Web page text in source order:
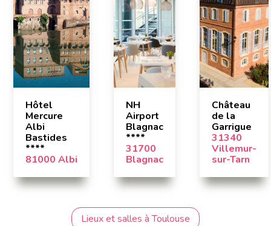
Hôtel
Mercure
Albi
Bastides
****
81000 Albi
NH
Airport
Blagnac
****
31700
Blagnac
Château
de la
Garrigue
31340
Villemur-
sur-Tarn
Lieux et salles à Toulouse